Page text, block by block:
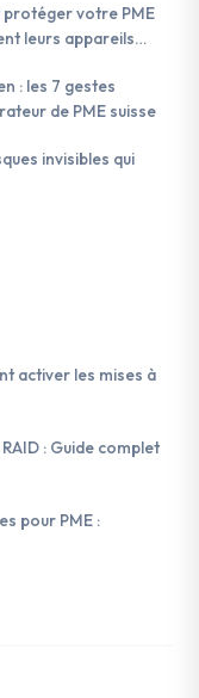
protéger votre PME
leurs appareils
: les 7 gestes
de PME suisse
invisibles qui
activer les mises à
: Guide complet
pour PME :